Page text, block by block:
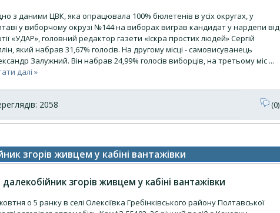
з даними ЦВК, яка опрацювала 100% бюлетенів в усіх округах, у
у виборчому окрузі №144 на виборах виграв кандидат у нардепи від
«УДАР», головний редактор газети «Іскра простих людей» Сергій
який набрав 31,67% голосів. На другому місці - самовисуванець
Залужний. Він набрав 24,99% голосів виборців, на третьому міс ...
далі »
2058 (0)
згорів живцем у кабіні вантажівки
згорів живцем у кабіні вантажівки
о 5 ранку в селі Олексіївка Гребінківського району Полтавської